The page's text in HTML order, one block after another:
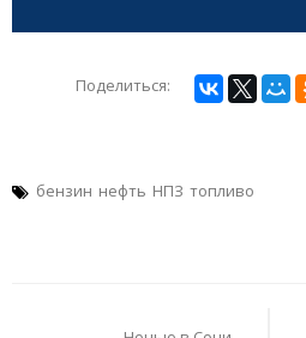
Поделиться:
бензин нефть НПЗ топливо